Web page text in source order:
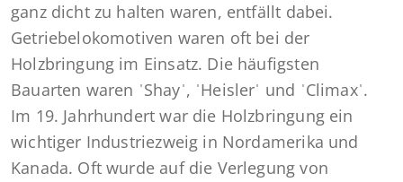
ganz dicht zu halten waren, entfällt dabei.
Getriebelokomotiven waren oft bei der
Holzbringung im Einsatz. Die häufigsten
Bauarten waren ˈShayˈ, ˈHeislerˈ und ˈClimaxˈ.
Im 19. Jahrhundert war die Holzbringung ein
wichtiger Industriezweig in Nordamerika und
Kanada. Oft wurde auf die Verlegung von